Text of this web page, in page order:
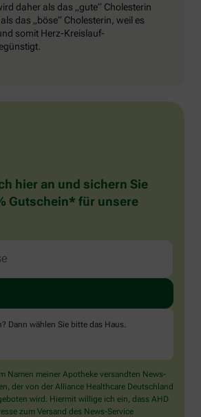
daher als das „gute“ Cholesterin
das „böse“ Cholesterin, weil es
somit Herz-Kreislauf-
hier an und sichern Sie
Gutschein* für unsere
Dann wählen Sie bitte das Haus.
Namen meiner Apotheke versandten News-
der von der Alliance Healthcare Deutschland
wird. Hiermit willige ich ein, dass AHD
zum Versand des News-Service